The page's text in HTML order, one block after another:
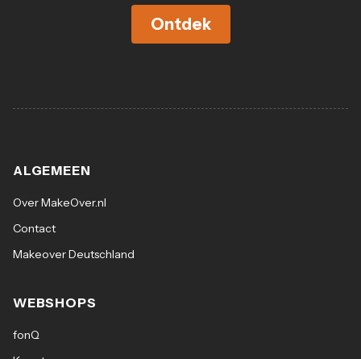
Ontdek
ALGEMEEN
Over MakeOver.nl
Contact
Makeover Deutschland
WEBSHOPS
fonQ